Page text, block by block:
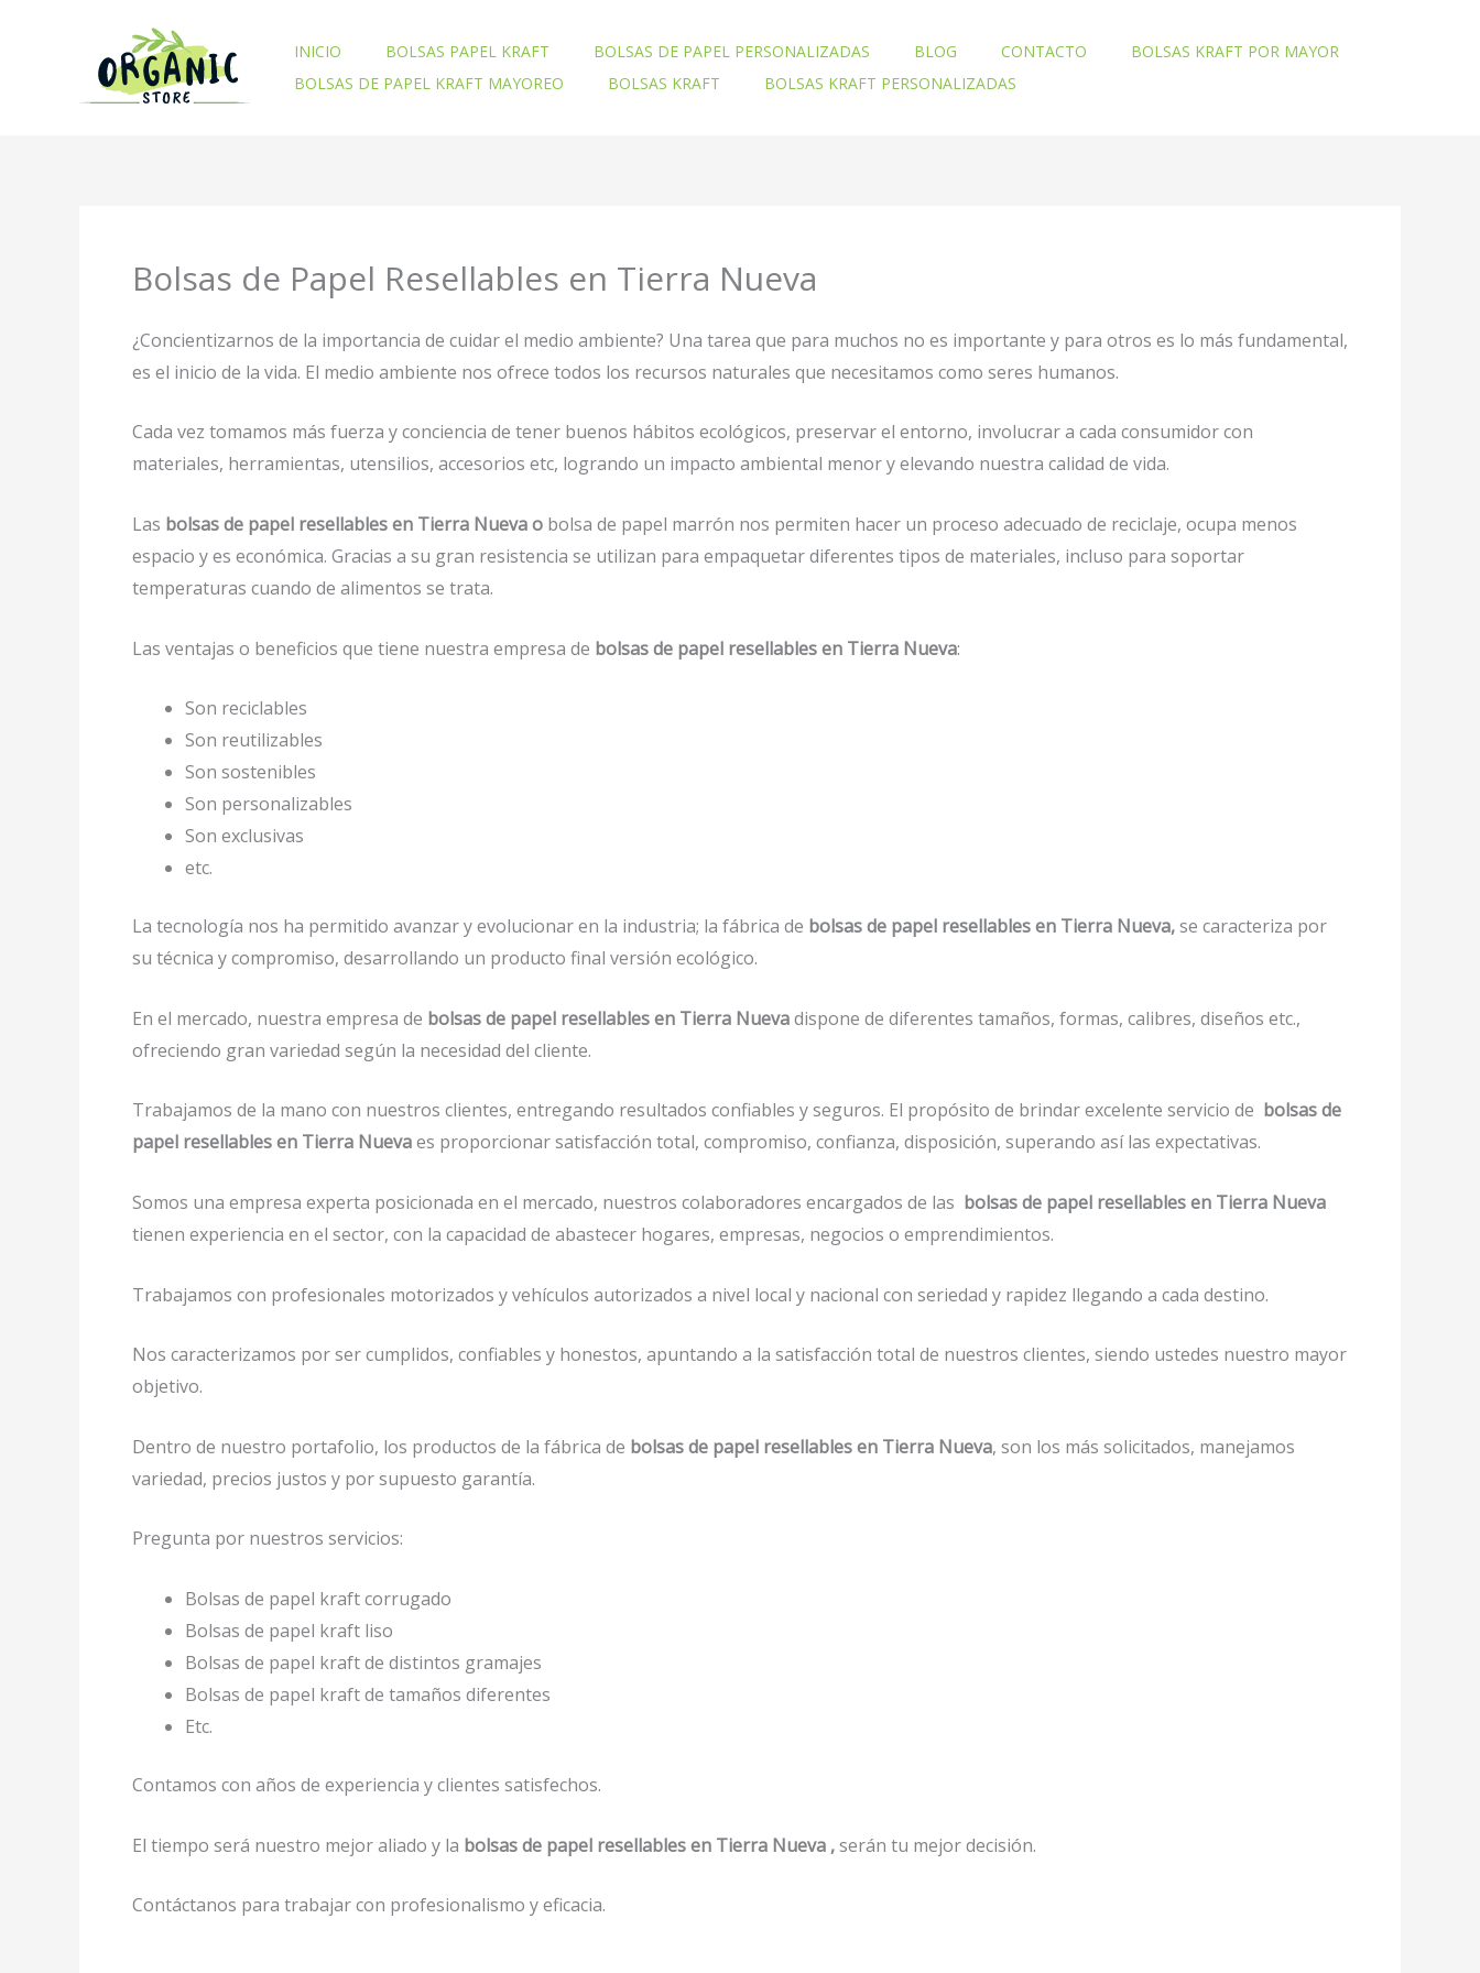
INICIO BOLSAS PAPEL KRAFT BOLSAS DE PAPEL PERSONALIZADAS BLOG CONTACTO
BOLSAS KRAFT POR MAYOR
BOLSAS DE PAPEL KRAFT MAYOREO
BOLSAS KRAFT BOLSAS KRAFT PERSONALIZADAS
Bolsas de Papel Resellables en Tierra Nueva
¿Concientizarnos de la importancia de cuidar el medio ambiente? Una tarea que para muchos no es importante y para otros es lo más fundamental,
es el inicio de la vida. El medio ambiente nos ofrece todos los recursos naturales que necesitamos como seres humanos.
Cada vez tomamos más fuerza y conciencia de tener buenos hábitos ecológicos, preservar el entorno, involucrar a cada consumidor con
materiales, herramientas, utensilios, accesorios etc, logrando un impacto ambiental menor y elevando nuestra calidad de vida.
Las bolsas de papel resellables en Tierra Nueva o bolsa de papel marrón nos permiten hacer un proceso adecuado de reciclaje, ocupa menos
espacio y es económica. Gracias a su gran resistencia se utilizan para empaquetar diferentes tipos de materiales, incluso para soportar
temperaturas cuando de alimentos se trata.
Las ventajas o beneficios que tiene nuestra empresa de bolsas de papel resellables en Tierra Nueva:
Son reciclables
Son reutilizables
Son sostenibles
Son personalizables
Son exclusivas
etc.
La tecnología nos ha permitido avanzar y evolucionar en la industria; la fábrica de bolsas de papel resellables en Tierra Nueva,se caracteriza por
su técnica y compromiso, desarrollando un producto final versión ecológico.
En el mercado, nuestra empresa de bolsas de papel resellables en Tierra Nuevadispone de diferentes tamaños, formas, calibres, diseños etc.,
ofreciendo gran variedad según la necesidad del cliente.
Trabajamos de la mano con nuestros clientes, entregando resultados confiables y seguros. El propósito de brindar excelente servicio de bolsas de
papel resellables en Tierra Nuevaes proporcionar satisfacción total, compromiso, confianza, disposición, superando así las expectativas.
Somos una empresa experta posicionada en el mercado, nuestros colaboradores encargados de las bolsas de papel resellables en Tierra Nueva
tienen experiencia en el sector, con la capacidad de abastecer hogares, empresas, negocios o emprendimientos.
Trabajamos con profesionales motorizados y vehículos autorizados a nivel local y nacional con seriedad y rapidez llegando a cada destino.
Nos caracterizamos por ser cumplidos, confiables y honestos, apuntando a la satisfacción total de nuestros clientes, siendo ustedes nuestro mayor
objetivo.
Dentro de nuestro portafolio, los productos de la fábrica de bolsas de papel resellables en Tierra Nueva, son los más solicitados, manejamos
variedad, precios justos y por supuesto garantía.
Pregunta por nuestros servicios:
Bolsas de papel kraft corrugado
Bolsas de papel kraft liso
Bolsas de papel kraft de distintos gramajes
Bolsas de papel kraft de tamaños diferentes
Etc.
Contamos con años de experiencia y clientes satisfechos.
El tiempo será nuestro mejor aliado y la bolsas de papel resellables en Tierra Nueva ,serán tu mejor decisión.
Contáctanos para trabajar con profesionalismo y eficacia.